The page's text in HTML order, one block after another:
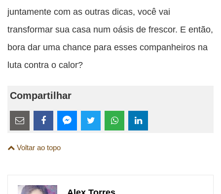
juntamente com as outras dicas, você vai
transformar sua casa num oásis de frescor. E então,
bora dar uma chance para esses companheiros na
luta contra o calor?
Compartilhar
Estes
links
são
esta
esta
Voltar ao topo